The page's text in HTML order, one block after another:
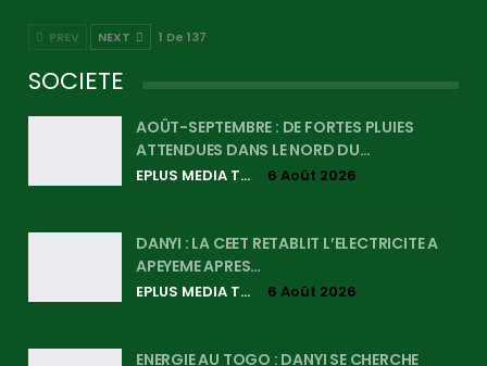
PREV NEXT 1 De 137
SOCIETE
AOÛT-SEPTEMBRE : DE FORTES PLUIES
ATTENDUES DANS LE NORD DU…
EPLUS MEDIA TV 6 Août 2026
DANYI : LA CEET RETABLIT L’ELECTRICITE A
APEYEME APRES…
EPLUS MEDIA TV 6 Août 2026
ENERGIE AU TOGO : DANYI SE CHERCHE